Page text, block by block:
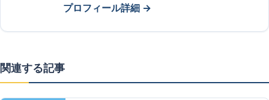
プロフィール詳細 →
関連する記事